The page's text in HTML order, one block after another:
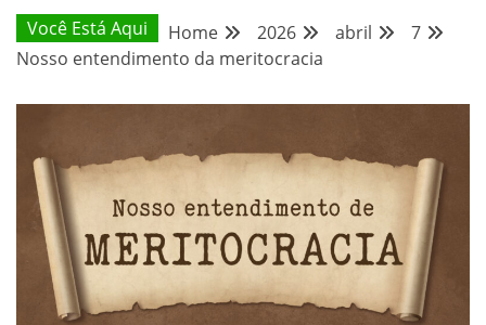
BRASILEIRA
Você Está Aqui Home 2026 abril
7
Nosso entendimento da meritocracia